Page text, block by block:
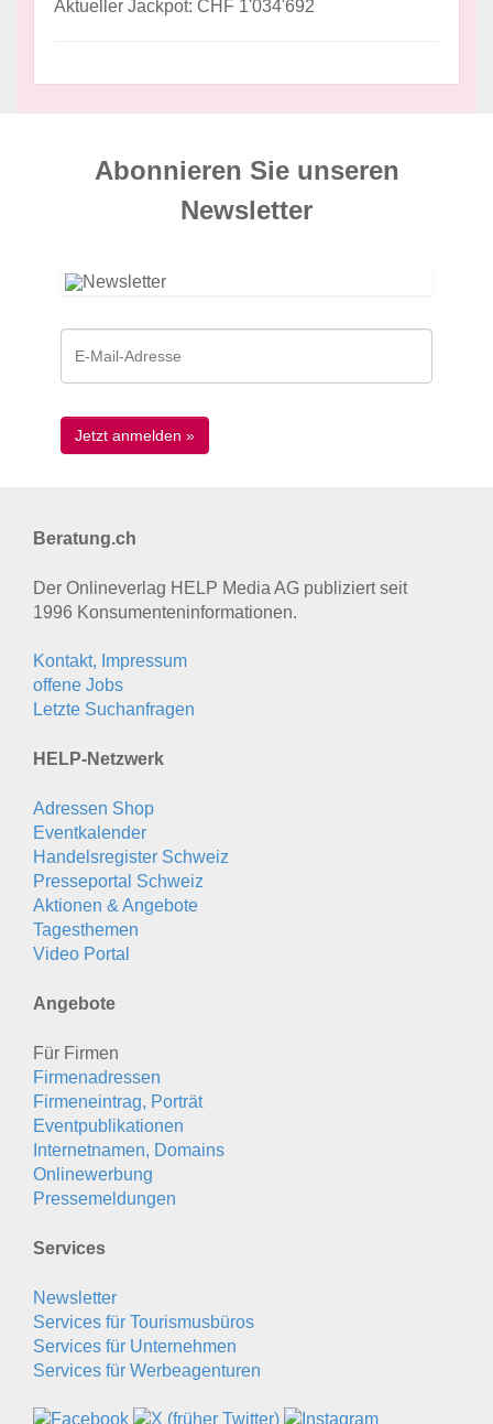
Aktueller Jackpot: CHF 1'034'692
Abonnieren Sie unseren
News­letter
Beratung.ch
Der Onlineverlag HELP Media AG publiziert seit
1996 Konsumenten­informationen.
Kontakt, Impressum
offene Jobs
Letzte Suchanfragen
HELP-Netzwerk
Adressen Shop
Eventkalender
Handelsregister Schweiz
Presseportal Schweiz
Aktionen & Angebote
Tagesthemen
Video Portal
Angebote
Für Firmen
Firmenadressen
Firmeneintrag, Porträt
Eventpublikationen
Internetnamen, Domains
Onlinewerbung
Pressemeldungen
Services
Newsletter
Services für Tourismusbüros
Services für Unternehmen
Services für Werbeagenturen